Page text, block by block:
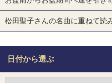
松田聖子さんの名曲に重ねて読
日付から選ぶ